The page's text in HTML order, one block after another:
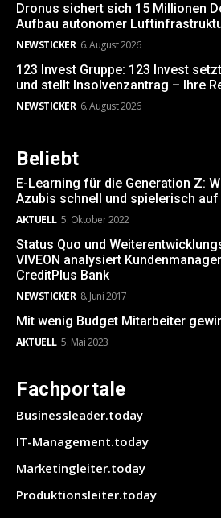
Dronus sichert sich 15 Millionen
Aufbau autonomer
NEWSTICKER 6. August 2026
123 Invest Gruppe: 123 Invest
und stellt Insolvenzantrag – Ihre
NEWSTICKER 6. August 2026
Beliebt
E-Learning für die Generation Z:
Azubis schnell und spielerisch
AKTUELL 5. Oktober 2022
Status Quo und
VIVEON analysiert
CreditPlus Bank
NEWSTICKER 8. Juni 2017
Mit wenig Budget Mitarbeiter
AKTUELL 5. Mai 2023
Fachportale
Businessleader.today
IT-Management.today
Marketingleiter.today
Produktionsleiter.today